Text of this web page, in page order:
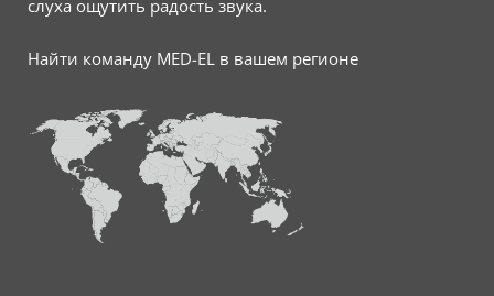
слуха ощутить радость звука.
Найти команду MED-EL в вашем регионе